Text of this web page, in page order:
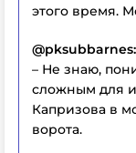
этого время.
@pksubbarnes:
– Не знаю,
сложным для
Капризова в
ворота.